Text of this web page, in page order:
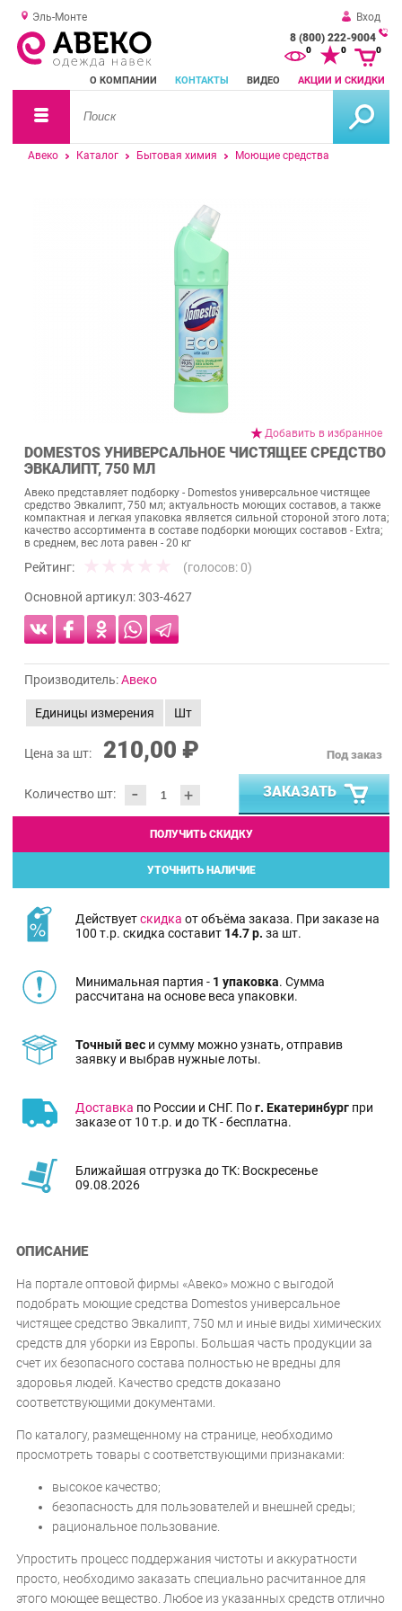
Эль-Монте
Вход
8 (800) 222-9004
О КОМПАНИИ КОНТАКТЫ ВИДЕО АКЦИИ И СКИДКИ
0 0 0
Авеко Каталог Бытовая химия Моющие средства
Добавить в избранное
DOMESTOS УНИВЕРСАЛЬНОЕ ЧИСТЯЩЕЕ СРЕДСТВО
ЭВКАЛИПТ, 750 МЛ
Авеко представляет подборку - Domestos универсальное чистящее
средство Эвкалипт, 750 мл; актуальность моющих составов, а также
компактная и легкая упаковка является сильной стороной этого лота;
качество ассортимента в составе подборки моющих составов - Extra;
в среднем, вес лота равен - 20 кг
Рейтинг: (голосов: 0)
Основной артикул:303-4627
Производитель:Авеко
Единицы измерения Шт
Цена за шт: 210,00 ₽
Количество шт: - +
Под заказ
ЗАКАЗАТЬ
ПОЛУЧИТЬ СКИДКУ
УТОЧНИТЬ НАЛИЧИЕ
Действуетскидка от объёма заказа. При заказе на
100 т.р. скидка составит 14.7 р. за шт.
Минимальная партия - 1 упаковка. Сумма
рассчитана на основе веса упаковки.
Точный вес и сумму можно узнать, отправив
заявку и выбрав нужные лоты.
Доставка по России и СНГ. Пог. Екатеринбург при
заказе от 10 т.р. и до ТК - бесплатна.
Ближайшая отгрузка до ТК: Воскресенье
09.08.2026
ОПИСАНИЕ
На портале оптовой фирмы «Авеко» можно с выгодой
подобрать моющие средства Domestos универсальное
чистящее средство Эвкалипт, 750 мл и иные виды химических
средств для уборки из Европы. Большая часть продукции за
счет их безопасного состава полностью не вредны для
здоровья людей. Качество средств доказано
соответствующими документами.
По каталогу, размещенному на странице, необходимо
просмотреть товары с соответствующими признаками:
высокое качество;
безопасность для пользователей и внешней среды;
рациональное пользование.
Упростить процесс поддержания чистоты и аккуратности
просто, необходимо заказать специально расчитанное для
этого моющее вещество. Любое из указанных средств отлично